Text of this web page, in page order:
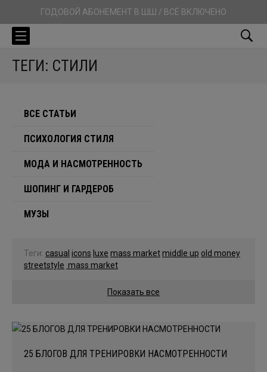
ГОДОВОЙ АБОНЕМЕНТ В ШШ / ВСЁ ВКЛЮЧЕНО
ТЕГИ: СТИЛИ
ВСЕ СТАТЬИ
ПСИХОЛОГИЯ СТИЛЯ
МОДА И НАСМОТРЕННОСТЬ
ШОПИНГ И ГАРДЕРОБ
МУЗЫ
Показать все
Теги: casual icons luxe mass marketmiddle up old money
streetstyle mass market
25 БЛОГОВ ДЛЯ ТРЕНИРОВКИ НАСМОТРЕННОСТИ